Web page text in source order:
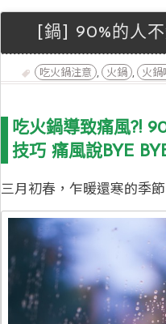
[鍋] 90%的人
吃火鍋注意 , 火鍋 , 火鍋
吃火鍋導致痛風?!
技巧 痛風說BYE
三月初春，乍暖還寒的季